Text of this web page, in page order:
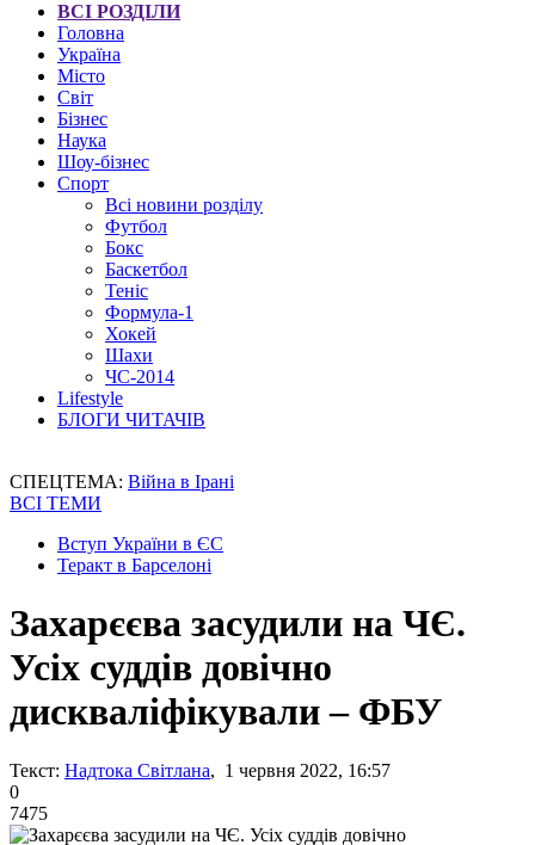
ВСІ РОЗДІЛИ
Головна
Україна
Місто
Світ
Бізнес
Наука
Шоу-бізнес
Спорт
Всі новини розділу
Футбол
Бокс
Баскетбол
Теніс
Формула-1
Хокей
Шахи
ЧС-2014
Lifestyle
БЛОГИ ЧИТАЧІВ
СПЕЦТЕМА: Війна в Ірані
ВСІ ТЕМИ
Вступ України в ЄС
Теракт в Барселоні
Захарєєва засудили на ЧЄ.
Усіх суддів довічно
дискваліфікували – ФБУ
Текст: Надтока Світлана, 1 червня 2022, 16:57
0
7475